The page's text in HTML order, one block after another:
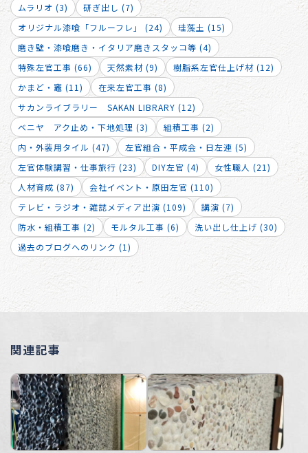
ムラリオ (3)
研ぎ出し (7)
オリジナル漆喰「フルーフレ」 (24)
珪藻土 (15)
磨き壁・漆喰磨き・イタリア磨きスタッコ等 (4)
特殊左官工事 (66)
天然素材 (9)
樹脂系左官仕上げ材 (12)
かまど・竈 (11)
在来左官工事 (8)
サカンライブラリー SAKAN LIBRARY (12)
ベニヤ アク止め・下地処理 (3)
組積工事 (2)
内・外装用タイル (47)
左官組合・平成会・日左連 (5)
左官体験講習・仕事旅行 (23)
DIY左官 (4)
女性職人 (21)
人材育成 (87)
会社イベント・原田左官 (110)
テレビ・ラジオ・雑誌メディア出演 (109)
講演 (7)
防水・組積工事 (2)
モルタル工事 (6)
洗い出し仕上げ (30)
過去のブログへのリンク (1)
関連記事